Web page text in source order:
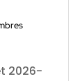
2026-